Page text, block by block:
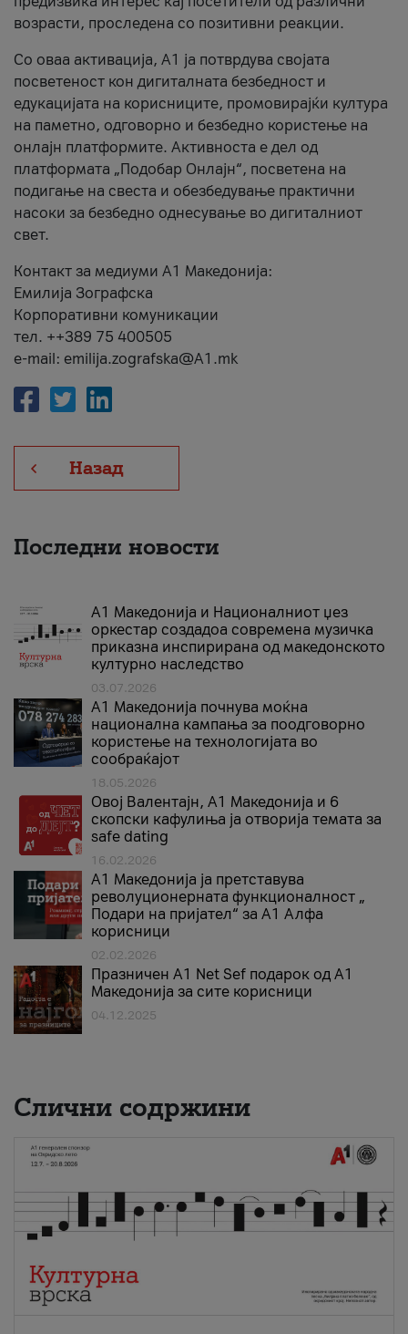
возрасти, проследена со позитивни реакции.
Со оваа активација, А1 ја потврдува својата
посветеност кон дигиталната безбедност и
едукацијата на корисниците, промовирајќи култура
на паметно, одговорно и безбедно користење на
онлајн платформите. Активноста е дел од
платформата „Подобар Онлајн“, посветена на
подигање на свеста и обезбедување практични
насоки за безбедно однесување во дигиталниот
свет.
Контакт за медиуми А1 Македонија:
Емилија Зографска
Корпоративни комуникации
тел. ++389 75 400505
e-mail: emilija.zografska@A1.mk
Назад
Последни новости
А1 Македонија и Националниот џез
оркестар создадоа современа музичка
приказна инспирирана од македонското
културно наследство
03.07.2026
A1 Македонија почнува моќна
национална кампања за поодговорно
користење на технологијата во
сообраќајот
18.05.2026
Овој Валентајн, A1 Македонија и 6
скопски кафулиња ја отворија темата за
safe dating
16.02.2026
А1 Македонија ја претставува
револуционерната функционалност „
Подари на пријател“ за А1 Алфа
корисници
02.02.2026
Празничен A1 Net Sеf подарок од А1
Македонија за сите корисници
04.12.2025
Слични содржини